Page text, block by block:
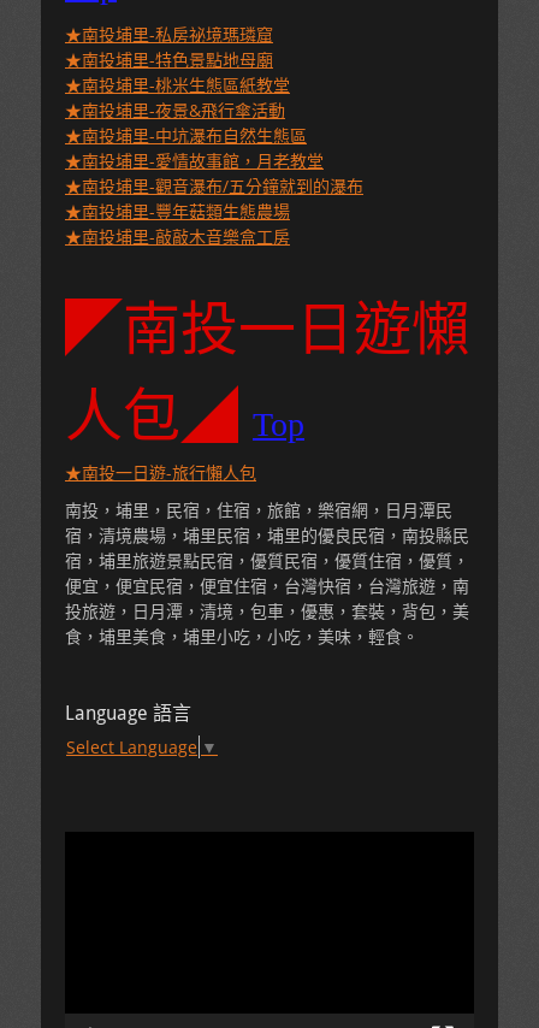
★南投埔里-私房祕境瑪璘窟
★南投埔里-特色景點地母廟
★南投埔里-桃米生態區紙教堂
★南投埔里-夜景&飛行傘活動
★南投埔里-中坑瀑布自然生態區
★南投埔里-愛情故事館，月老教堂
★南投埔里-觀音瀑布/五分鐘就到的瀑布
★南投埔里-豐年菇類生態農場
★南投埔里-敲敲木音樂盒工房
◤南投一日遊懶
人包◢ Top
★南投一日遊-旅行懶人包
南投，埔里，民宿，住宿，旅館，樂宿網，日月潭民
宿，清境農場，埔里民宿，埔里的優良民宿，南投縣民
宿，埔里旅遊景點民宿，優質民宿，優質住宿，優質，
便宜，便宜民宿，便宜住宿，台灣快宿，台灣旅遊，南
投旅遊，日月潭，清境，包車，優惠，套裝，背包，美
食，埔里美食，埔里小吃，小吃，美味，輕食。
Language 語言
Select Language ▼